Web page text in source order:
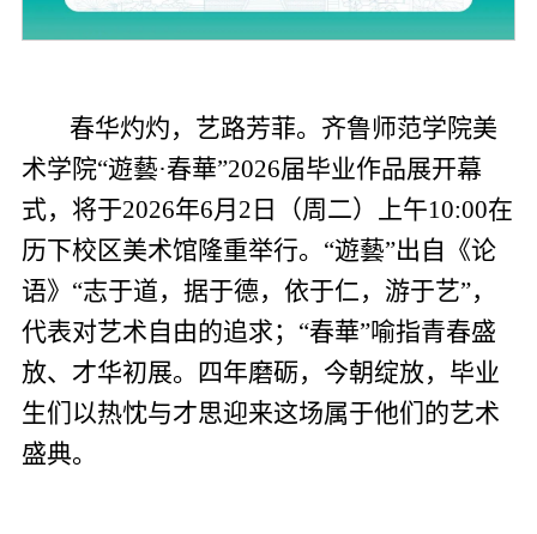
春华灼灼，艺路芳菲。齐鲁师范学院美
术学院“遊藝·春華”2026届毕业作品展开幕
式，将于2026年6月2日（周二）上午10:00在
历下校区美术馆隆重举行。“遊藝”出自《论
语》“志于道，据于德，依于仁，游于艺”，
代表对艺术自由的追求；“春華”喻指青春盛
放、才华初展。四年磨砺，今朝绽放，毕业
生们以热忱与才思迎来这场属于他们的艺术
盛典。